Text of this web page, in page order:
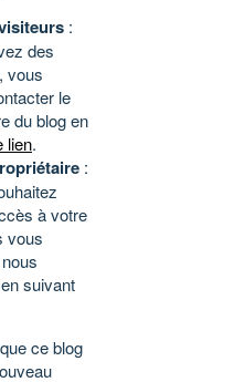
:
des
vous
le
du blog en
lien.
:
à votre
vous
suivant
ce blog